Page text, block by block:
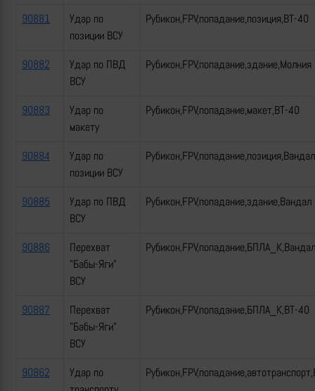
90881
Удар по
позиции ВСУ
Рубикон,FPV,попадание,позиция,ВТ-40
90882
Удар по ПВД
ВСУ
Рубикон,FPV,попадание,здание,Молния
90883
Удар по
макету
Рубикон,FPV,попадание,макет,ВТ-40
90884
Удар по
позиции ВСУ
Рубикон,FPV,попадание,позиция,Вандал
90885
Удар по ПВД
ВСУ
Рубикон,FPV,попадание,здание,Вандал
90886
Перехват
"Бабы-Яги"
ВСУ
Рубикон,FPV,попадание,БПЛА_К,Вандал
90887
Перехват
"Бабы-Яги"
ВСУ
Рубикон,FPV,попадание,БПЛА_К,ВТ-40
90862
Удар по